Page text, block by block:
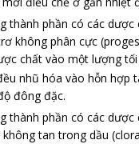
thành phần có các dược
không phân cực
chất vào một lượng
nhũ hóa vào hỗn hợp
đông đặc.
thành phần có các dược
tan trong dầu